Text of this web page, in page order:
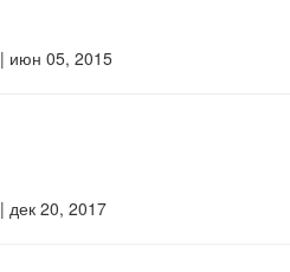
| июн 05, 2015
| дек 20, 2017